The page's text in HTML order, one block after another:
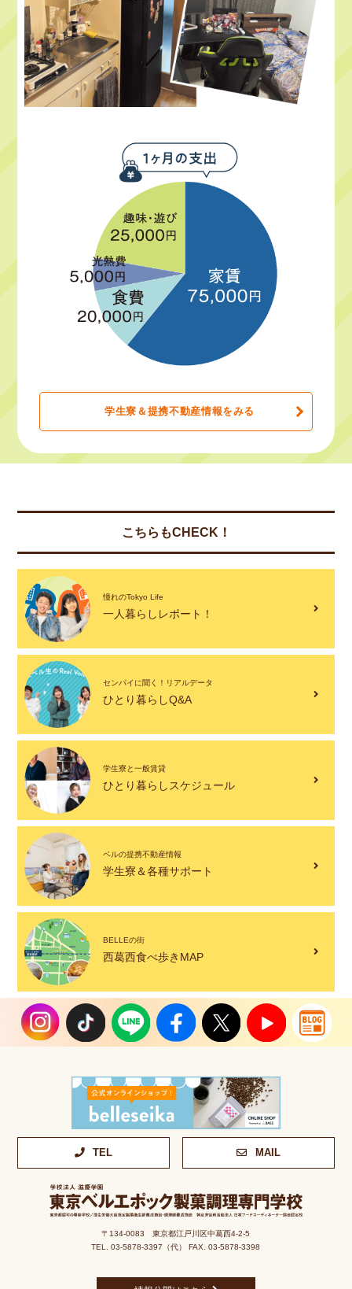
学生寮＆提携不動産情報をみる
こちらもCHECK！
憧れのTokyo Life
一人暮らしレポート！
センパイに聞く！リアルデータ
ひとり暮らしQ&A
学生寮と一般賃貸
ひとり暮らしスケジュール
ベルの提携不動産情報
学生寮＆各種サポート
BELLEの街
西葛西食べ歩きMAP
TEL MAIL
〒134-0083 東京都江戸川区中葛西4-2-5
TEL. 03-5878-3397（代） FAX. 03-5878-3398